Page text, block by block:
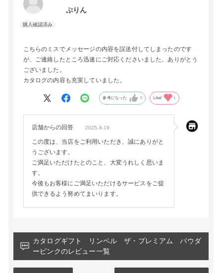
ぷりん
こちらのミスでメッセージの内容を誤送付してしまったのです
が、ご連絡したところ迅速にご対応くださいました。ありがとう
ございました。
カタログの内容も充実していました。
参考になった 0 Like! 1
店舗からの回答 2025.8.19
この度は、当店をご利用いただき、誠にありがと
うございます。
ご満足いただけたとのこと、大変うれしく思いま
す。
今後もお客様にご満足いただけるサービスをご提
供できるよう努めてまいります。
カタログギフト リンベル ザ・プレミアム パウダ
ーピンクのレビュー一覧